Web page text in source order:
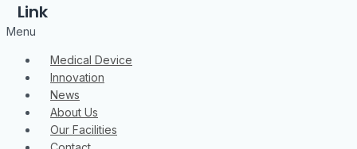
Link
Menu
Medical Device
Innovation
News
About Us
Our Facilities